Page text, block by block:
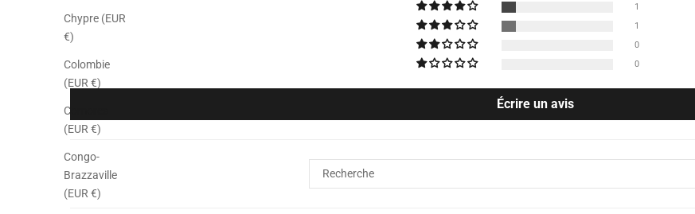
Chypre (EUR
€)
Colombie
(EUR €)
Comores
(EUR €)
Congo-
Brazzaville
(EUR €)
1
1
0
0
Écrire un avis